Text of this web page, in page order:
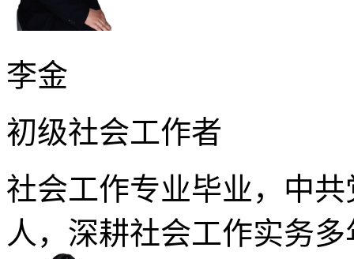
李金
初级社会工作者
社会工作专业毕业，中
人，深耕社会工作实务